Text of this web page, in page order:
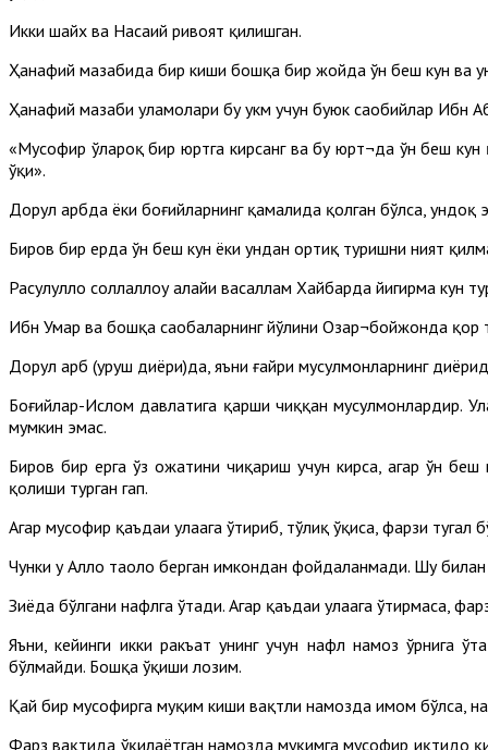
Икки шайх ва Насаий ривоят қилишган.
Ҳанафий мазҳабида бир киши бошқа бир жойда ўн беш кун ва
Ҳанафий мазҳаби уламолари бу ҳукм учун буюк саҳобийлар Ибн
«Мусофир ўлароқ бир юртга кирсанг ва бу юрт¬да ўн беш кун
ўқи».
Дорул ҳарбда ёки боғийларнинг қамалида қолган бўлса,
Биров бир ерда ўн беш кун ёки ундан ортиқ туришни ният
Расулуллоҳ соллаллоҳу алайҳи васаллам Хайбарда йигирма кун
Ибн Умар ва бошқа саҳобаларнинг йўлини Озар¬бойжонда қор
Дорул ҳарб (уруш диёри)да, яъни ғайри мусулмонларнинг
Боғийлар-Ислом давлатига қарши чиққан мусулмонлардир.
мумкин эмас.
Биров бир ерга ўз ҳожатини чиқариш учун кирса, агар ўн
қолиши турган гап.
Агар мусофир қаъдаи улаага ўтириб, тўлиқ ўқиса, фарзи
Чунки у Аллоҳ таоло берган имкондан фойдаланмади. Шу
Зиёда бўлгани нафлга ўтади. Агар қаъдаи улаага ўтирмаса,
Яъни, кейинги икки ракъат унинг учун нафл намоз ўрнига
бўлмайди. Бошқа ўқиши лозим.
Қай бир мусофирга муқим киши вақтли намозда имом бўлса,
Фарз вақтида ўқилаётган намозда муқимга мусофир иқтидо